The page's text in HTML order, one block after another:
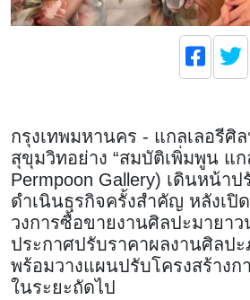
กรุงเทพมหานคร - แกลเลอรีศิ
สุขุมวิทอย่าง “สมบัติเพิ่มพูน แก
Permpoon Gallery) เดินหน้า
ดำเนินธุรกิจครั้งสำคัญ หลังเปิ
วงการซื้อขายงานศิลปะมายา
ประกาศปรับราคาผลงานศิลปะ
พร้อมวางแผนปรับโครงสร้างก
ในระยะถัดไป